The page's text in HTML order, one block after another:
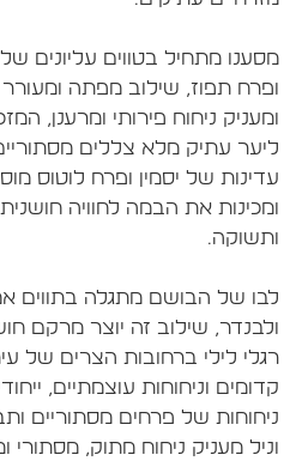
מתחיל בטווים עליונים של
תפוז, שילוב מפתה ומעורר
ניחוח פירותי ומרענן,
עתיק מלא צללים מסתוריים
של יסמין ופרח לוטוס
את הבמה לחוויה
ותשוקה.
של הבושם מתגלה בתווים
שילוב זה יוצר מרקם
לילי ברחובות הצרים של
וניחוחות עוצמתיים,
של פרחים מסתוריים
מעניק ניחוח מתוק, מסתורי